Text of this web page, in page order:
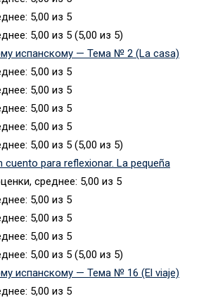
(5,00 из 5)
испанскому — Тема № 2 (La casa)
(5,00 из 5)
cuento para reflexionar. La pequeña
(5,00 из 5)
испанскому — Тема № 16 (El viaje)